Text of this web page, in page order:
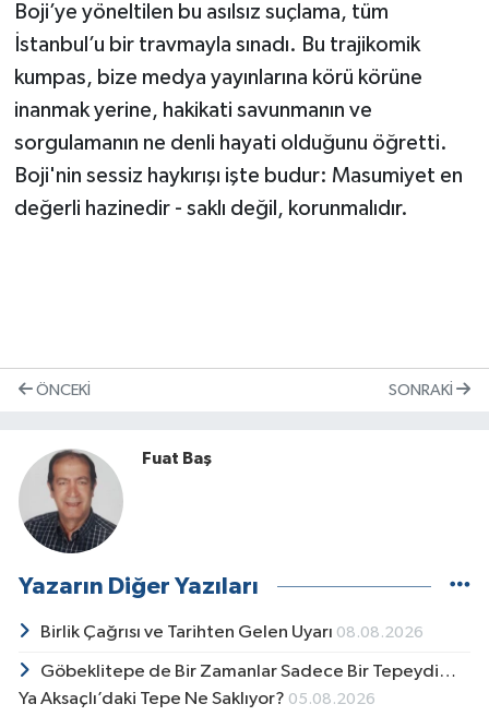
Boji’ye yöneltilen bu asılsız suçlama, tüm
İstanbul’u bir travmayla sınadı. Bu trajikomik
kumpas, bize medya yayınlarına körü körüne
inanmak yerine, hakikati savunmanın ve
sorgulamanın ne denli hayati olduğunu öğretti.
Boji'nin sessiz haykırışı işte budur: Masumiyet en
değerli hazinedir - saklı değil, korunmalıdır.
ÖNCEKI SONRAKI
Fuat Baş
Yazarın Diğer Yazıları
Birlik Çağrısı ve Tarihten Gelen Uyarı 08.08.2026
Göbeklitepe de Bir Zamanlar Sadece Bir Tepeydi…
Ya Aksaçlı’daki Tepe Ne Saklıyor? 05.08.2026